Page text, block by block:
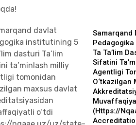
Samarqand
Pedagogika
Ta Ta’lim
Sifatini
Agentligi
O‘tkazilgan
(https://